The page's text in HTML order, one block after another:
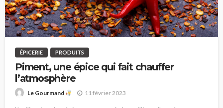
ÉPICERIE PRODUITS
Piment, une épice qui fait chauffer
l’atmosphère
Le Gourmand 11 février 2023